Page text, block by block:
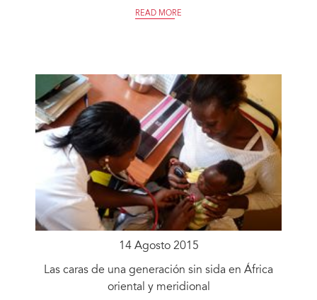
READ MORE
14 Agosto 2015
Las caras de una generación sin sida en África
oriental y meridional